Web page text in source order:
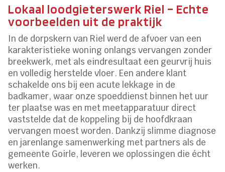
Lokaal loodgieterswerk Riel – Echte
voorbeelden uit de praktijk
In de dorpskern van Riel werd de afvoer van een
karakteristieke woning onlangs vervangen zonder
breekwerk, met als eindresultaat een geurvrij huis
en volledig herstelde vloer. Een andere klant
schakelde ons bij een acute lekkage in de
badkamer, waar onze spoeddienst binnen het uur
ter plaatse was en met meetapparatuur direct
vaststelde dat de koppeling bij de hoofdkraan
vervangen moest worden. Dankzij slimme diagnose
en jarenlange samenwerking met partners als de
gemeente Goirle, leveren we oplossingen die écht
werken.